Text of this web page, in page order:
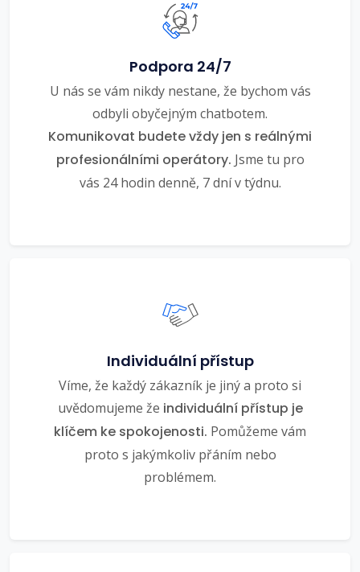
Podpora 24/7
U nás se vám nikdy nestane, že bychom vás
odbyli obyčejným chatbotem.
Komunikovat budete vždy jen s reálnými
profesionálními operátory. Jsme tu pro
vás 24 hodin denně, 7 dní v týdnu.
Individuální přístup
Víme, že každý zákazník je jiný a proto si
uvědomujeme že individuální přístup je
klíčem ke spokojenosti. Pomůžeme vám
proto s jakýmkoliv přáním nebo
problémem.